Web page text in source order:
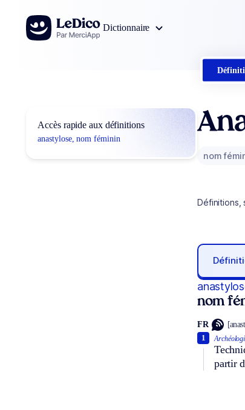
Aller au contenu
Dictionnaire
Accès rapide aux définitions
anastylose, nom féminin
nom
Définitions,
nom
FR
partir
1